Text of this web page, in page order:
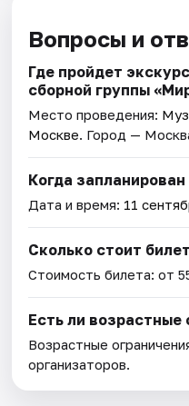
Вопросы и
Где пройдет
сборной группы
Место проведения:
Москве. Город —
Когда
Дата и время: 11
Сколько стоит
Стоимость билета: от
Есть ли возрастные
Возрастные
организаторов.